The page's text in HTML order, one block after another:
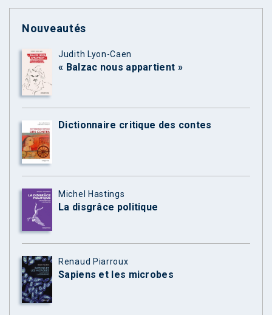
Nouveautés
Judith Lyon-Caen
« Balzac nous appartient »
Dictionnaire critique des contes
Michel Hastings
La disgrâce politique
Renaud Piarroux
Sapiens et les microbes